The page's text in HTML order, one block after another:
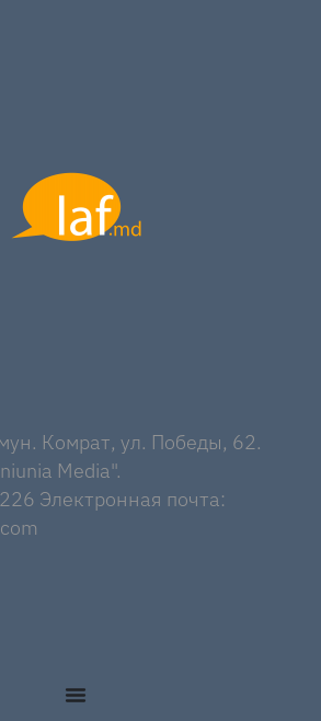
Комрат, ул. Победы, 62.
Media".
Электронная почта: